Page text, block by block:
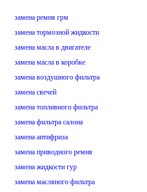
замена ремня грм
замена тормозной жидкости
замена масла в двигателе
замена масла в коробке
замена воздушного фильтра
замена свечей
замена топливного фильтра
замена фильтра салона
замена антифриза
замена приводного ремня
замена жидкости гур
замена масляного фильтра